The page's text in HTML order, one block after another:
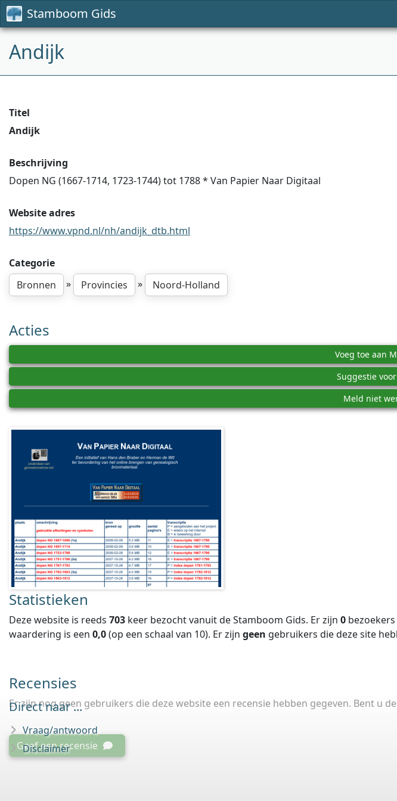
Stamboom Gids
Andijk
Titel
Andijk
Beschrijving
Dopen NG (1667-1714, 1723-1744) tot 1788 * Van Papier Naar Digitaal
Website adres
https://www.vpnd.nl/nh/andijk_dtb.html
Categorie
Bronnen
» Provincies » Noord-Holland
Acties
Voeg toe aan
Suggestie
Meld niet
Statistieken
Deze website is reeds 703 keer bezocht vanuit de Stamboom Gids. Er zijn 0
waardering is een 0,0(op een schaal van 10). Er zijn geen gebruikers die deze site
Recensies
Er zijn nog geen gebruikers die deze website een recensie hebben gegeven. Bent u
Geef een recensie
Direct naar ...
Vraag/antwoord
Disclaimer